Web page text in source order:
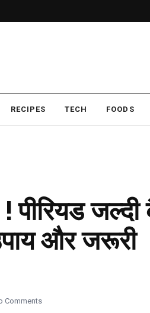
RECIPES TECH FOODS
और जरूरी
Comments